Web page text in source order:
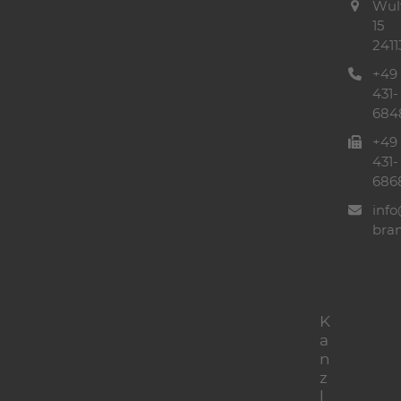
15
+49
431-
+49
431-
K
a
n
z